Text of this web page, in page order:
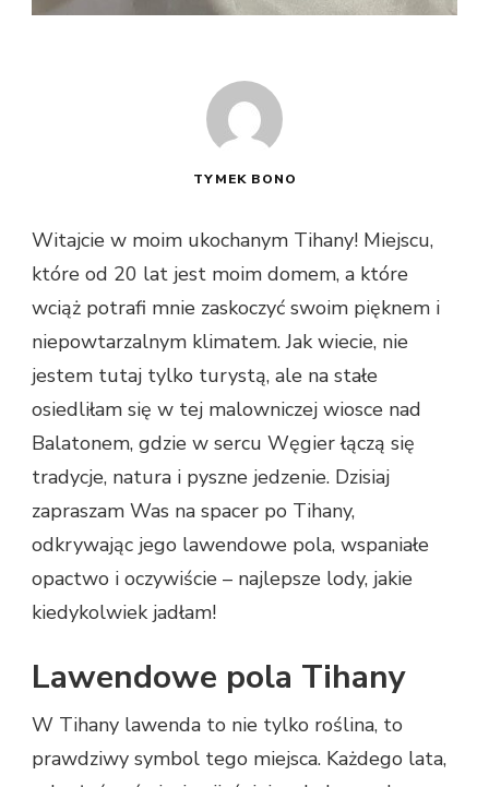
TYMEK BONO
Witajcie w moim ukochanym Tihany! Miejscu,
które od 20 lat jest moim domem, a które
wciąż potrafi mnie zaskoczyć swoim pięknem i
niepowtarzalnym klimatem. Jak wiecie, nie
jestem tutaj tylko turystą, ale na stałe
osiedliłam się w tej malowniczej wiosce nad
Balatonem, gdzie w sercu Węgier łączą się
tradycje, natura i pyszne jedzenie. Dzisiaj
zapraszam Was na spacer po Tihany,
odkrywając jego lawendowe pola, wspaniałe
opactwo i oczywiście – najlepsze lody, jakie
kiedykolwiek jadłam!
Lawendowe pola Tihany
W Tihany lawenda to nie tylko roślina, to
prawdziwy symbol tego miejsca. Każdego lata,